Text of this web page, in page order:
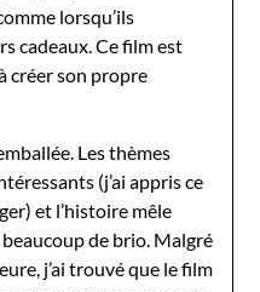
lorsqu’ils
cadeaux. Ce film est
créer son propre
Les thèmes
(j’ai appris ce
et l’histoire mêle
de brio. Malgré
j’ai trouvé que le film